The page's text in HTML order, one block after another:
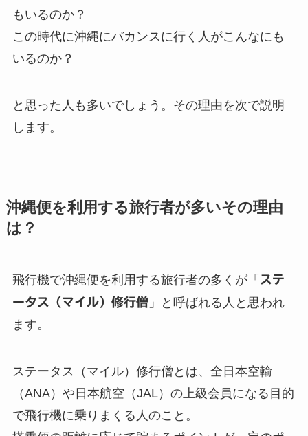
もいるのか？
この時代に沖縄にバカンスに行く人がこんなにも
いるのか？
と思った人も多いでしょう。その理由を次で説明
します。
沖縄便を利用する旅行者が多いその理由
は？
飛行機で沖縄便を利用する旅行者の多くが「 ステ
ータス（マイル）修行僧 」と呼ばれる人と思われ
ます。
ステータス（マイル）修行僧とは、全日本空輸
（ANA）や日本航空（JAL）の上級会員になる目的
で飛行機に乗りまくる人のこと。